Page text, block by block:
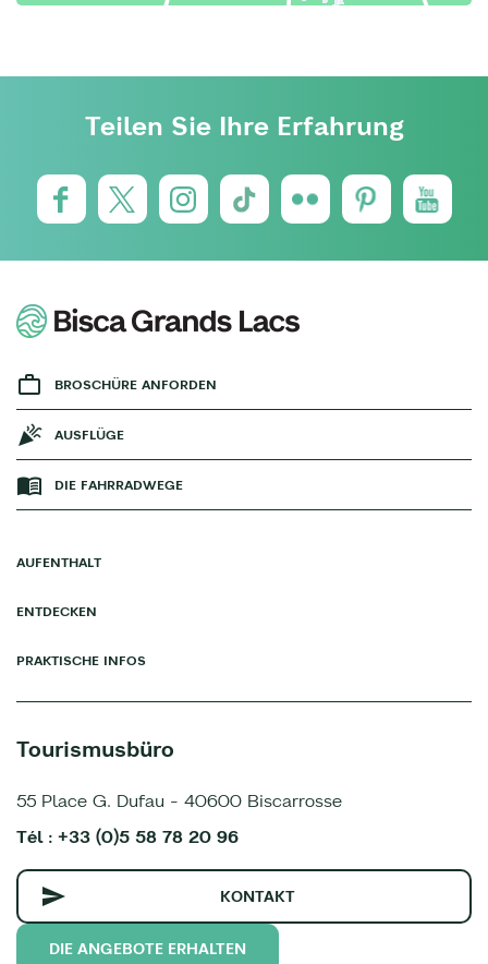
Teilen Sie Ihre Erfahrung
BROSCHÜRE ANFORDEN
AUSFLÜGE
DIE FAHRRADWEGE
AUFENTHALT
ENTDECKEN
PRAKTISCHE INFOS
Tourismusbüro
55 Place G. Dufau - 40600 Biscarrosse
Tél : +33 (0)5 58 78 20 96
KONTAKT
DIE ANGEBOTE ERHALTEN